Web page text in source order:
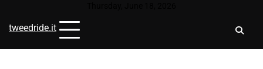
content
tweedride.it